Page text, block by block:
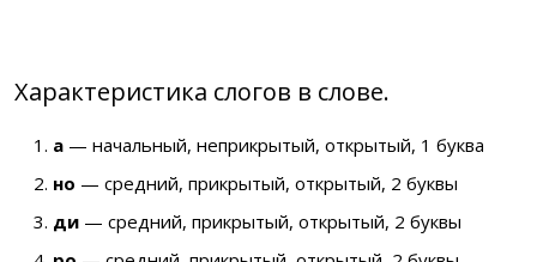
Характеристика слогов в слове.
а — начальный, неприкрытый, открытый, 1 буква
но — средний, прикрытый, открытый, 2 буквы
ди — средний, прикрытый, открытый, 2 буквы